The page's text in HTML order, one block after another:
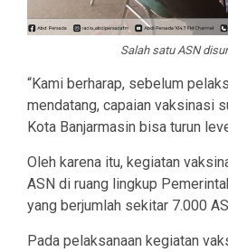
Salah satu ASN
“Kami berharap, sebelum
mendatang, capaian vaksinasi
Kota Banjarmasin bisa turun
Oleh karena itu, kegiatan
ASN di ruang lingkup
yang berjumlah sekitar 7.000
Pada pelaksanaan kegiatan